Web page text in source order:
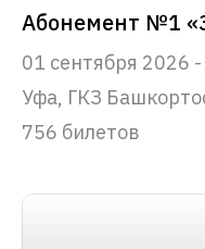
01 сентября 2026
Уфа, ГКЗ
756 билетов